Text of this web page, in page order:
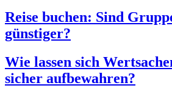
Reise buchen: Sind
günstiger?
Wie lassen sich
sicher aufbewahren?